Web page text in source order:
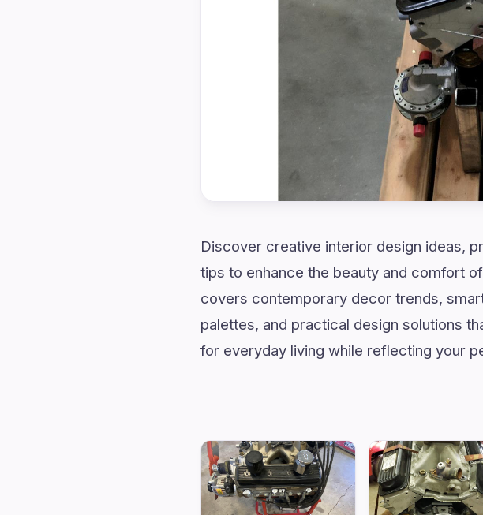
Discover creative interior design ideas,
tips to enhance the beauty and comfort
covers contemporary decor trends,
palettes, and practical design solutions
for everyday living while reflecting your